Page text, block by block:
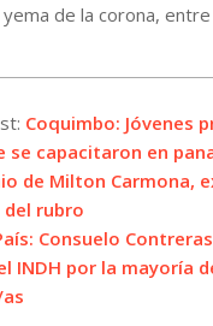
de la corona,
Coquimbo: Jóvenes
se capacitaron en
de Milton Carmona,
rubro
Consuelo
INDH por la mayoría